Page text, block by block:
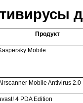
Продукт
Mobile
Mobile Antivirus 2.0
4 PDA Edition